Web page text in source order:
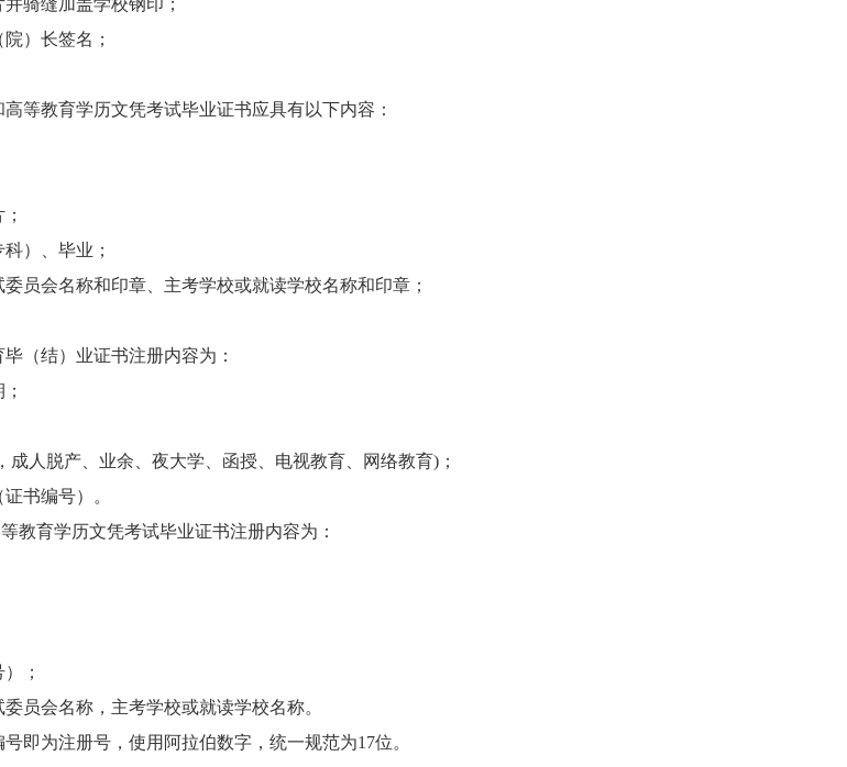
骑缝加盖学校钢印；
）长签名；
等教育学历文凭考试毕业证书应具有以下内容：
）、毕业；
会名称和印章、主考学校或就读学校名称和印章；
（结）业证书注册内容为：
人脱产、业余、夜大学、函授、电视教育、网络教育)；
（证书编号）。
教育学历文凭考试毕业证书注册内容为：
；
会名称，主考学校或就读学校名称。
即为注册号，使用阿拉伯数字，统一规范为17位。